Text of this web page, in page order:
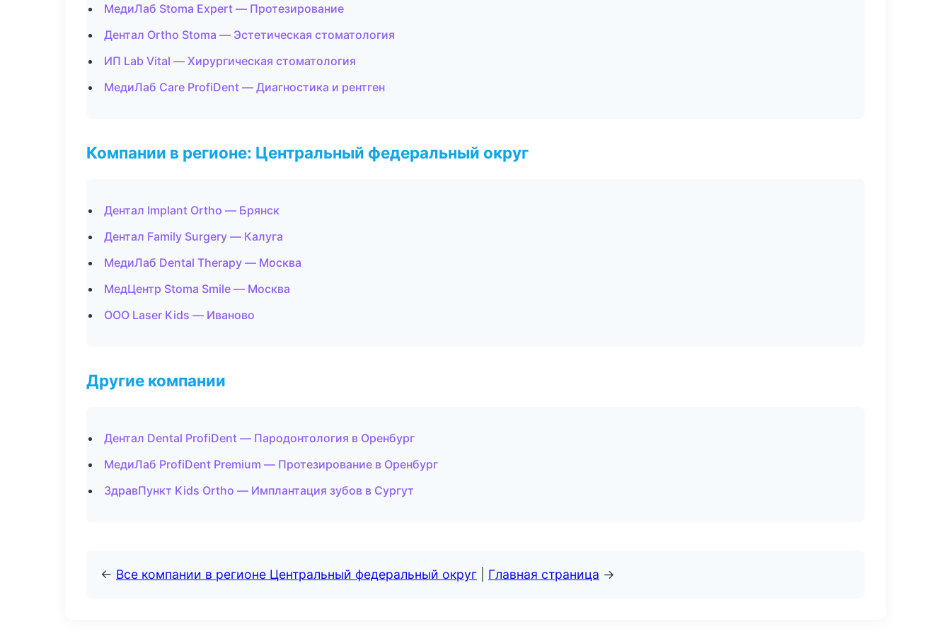
МедиЛаб Stoma Expert — Протезирование
Дентал Ortho Stoma — Эстетическая стоматология
ИП Lab Vital — Хирургическая стоматология
МедиЛаб Care ProfiDent — Диагностика и рентген
Компании в регионе: Центральный федеральный округ
Дентал Implant Ortho — Брянск
Дентал Family Surgery — Калуга
МедиЛаб Dental Therapy — Москва
МедЦентр Stoma Smile — Москва
ООО Laser Kids — Иваново
Другие компании
Дентал Dental ProfiDent — Пародонтология в Оренбург
МедиЛаб ProfiDent Premium — Протезирование в Оренбург
ЗдравПункт Kids Ortho — Имплантация зубов в Сургут
← Все компании в регионе Центральный федеральный округ Главная страница →